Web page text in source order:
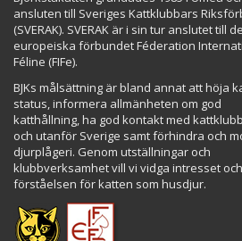
ansluten till Sveriges Kattklubbars
(SVERAK). SVERAK är i sin tur anslutet till
europeiska förbundet Féderation
Féline (FIFe).
BJKs målsättning är bland annat att höja
status, informera allmänheten om god
katthållning, ha god kontakt med
och utanför Sverige samt förhindra och
djurplågeri. Genom utställningar och
klubbverksamhet vill vi vidga intresset och
förståelsen för katten som husdjur.